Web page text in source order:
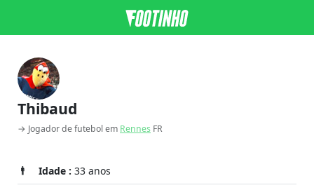
Thibaud
→ Jogador de futebol em Rennes FR
Idade : 33 anos